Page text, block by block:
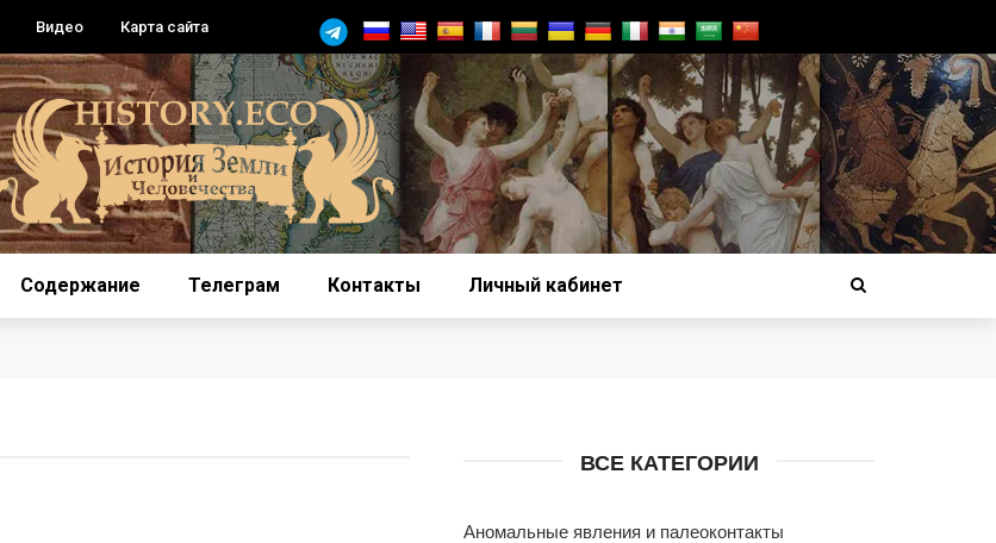
Видео Карта сайта
Содержание Телеграм Контакты Личный кабинет
ВСЕ КАТЕГОРИИ
Аномальные явления и палеоконтакты